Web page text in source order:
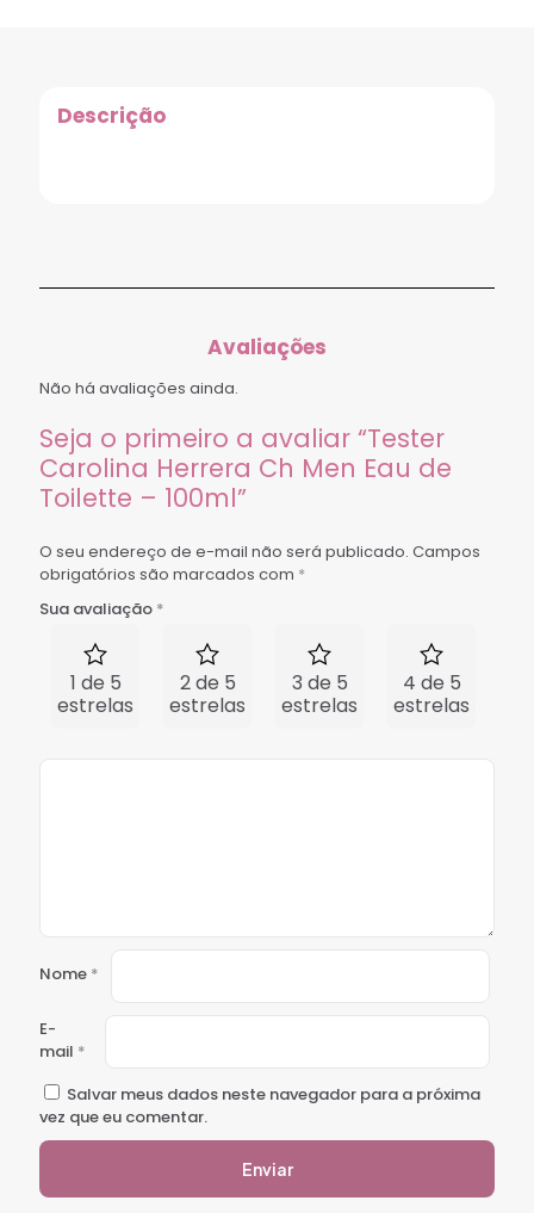
Descrição
Avaliações
Não há avaliações ainda.
Seja o primeiro a avaliar “Tester
Carolina Herrera Ch Men Eau de
Toilette – 100ml”
O seu endereço de e-mail não será publicado. Campos
obrigatórios são marcados com *
Sua avaliação *
1 de 5
estrelas
2 de 5
estrelas
3 de 5
estrelas
4 de 5
estrelas
Nome *
E-
mail *
Salvar meus dados neste navegador para a próxima
vez que eu comentar.